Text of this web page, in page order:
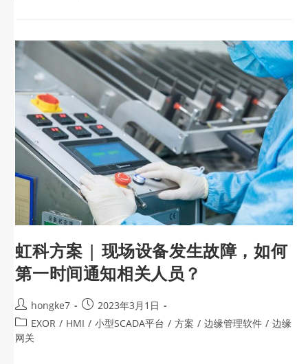
虹科方案 | 现场设备发生故障，如何
第一时间通知相关人员？
hongke7
2023年3月1日
EXOR / HMI / 小型SCADA平台 / 方案 / 边缘管理软件 / 边缘
网关